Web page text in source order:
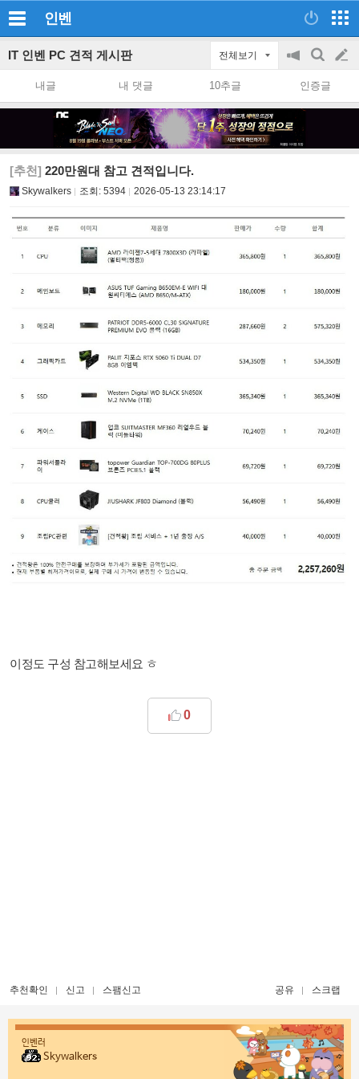
인벤
IT 인벤 PC 견적 게시판 전체보기
공
on/off
검
색
글
쓰
내글 내 댓글 10추글 인증글
[추천] 220만원대 참고 견적입니다.
Skywalkers 조회: 5394 2026-05-13 23:14:17
이정도 구성 참고해보세요 ㅎ
0
추천확인 신고 스팸신고 공유 스크랩
인벤러
Skywalkers